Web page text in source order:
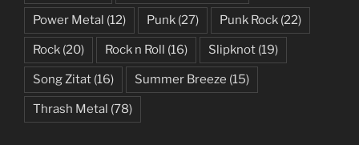
Power Metal (12) Punk (27) Punk Rock (22)
Rock (20) Rock n Roll (16) Slipknot (19)
Song Zitat (16) Summer Breeze (15)
Thrash Metal (78)